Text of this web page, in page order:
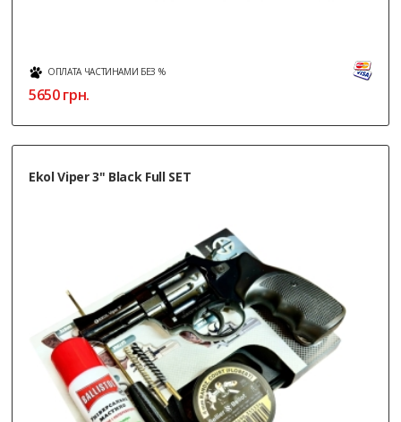
ОПЛАТА ЧАСТИНАМИ БЕЗ %
5650грн.
Ekol Viper 3" Black Full SET